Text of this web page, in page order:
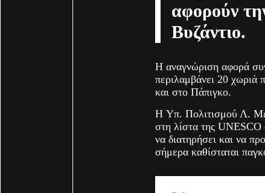
αφορούν
Βυζάντιο.
Η αναγνώριση αφορά
περιλαμβάνει 20 χωριά
και στο Πάπιγκο.
H Υπ. Πολιτισμού Λ.
στη λίστα της
να διατηρήσει και να
σήμερα καθίσταται